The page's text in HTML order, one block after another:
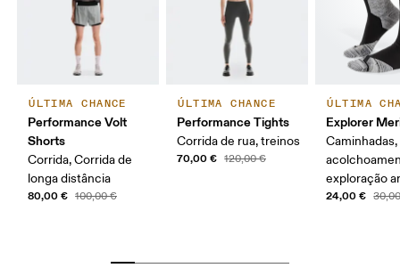
ÚLTIMA CHANCE
Performance Volt
Shorts
Corrida, Corrida de
longa distância
80,00 € 100,00 €
ÚLTIMA CHANCE
Performance Tights
Corrida de rua, treinos
70,00 € 120,00 €
ÚLTIMA
Explorer
Caminhadas,
exploração
24,00 €